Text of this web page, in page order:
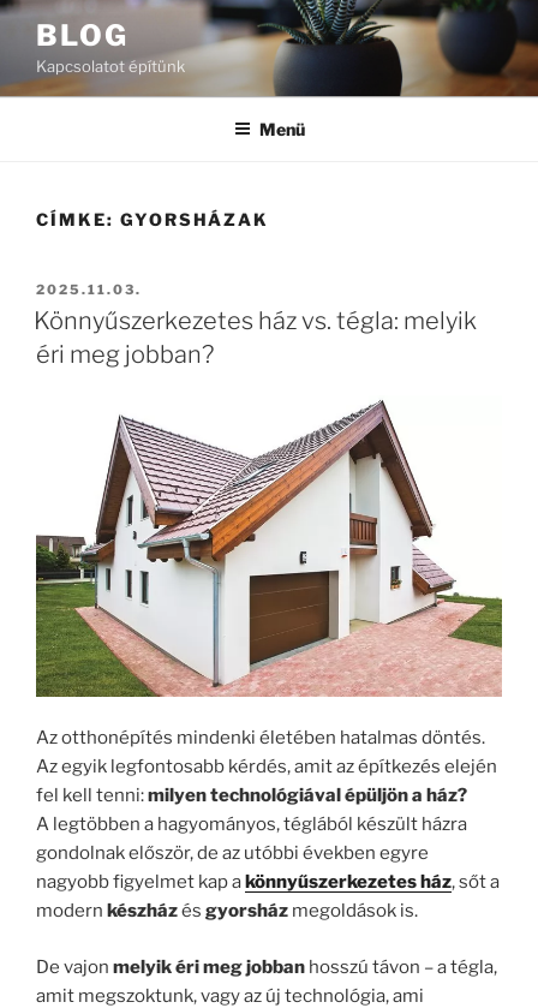
Tartalomhoz
BLOG
Kapcsolatot építünk
Menü
CÍMKE: GYORSHÁZAK
BEKÜLDVE:
2025.11.03.
Könnyűszerkezetes ház vs. tégla: melyik
éri meg jobban?
Az otthonépítés mindenki életében hatalmas döntés.
Az egyik legfontosabb kérdés, amit az építkezés elején
fel kell tenni:milyen technológiával épüljön a ház?
A legtöbben a hagyományos, téglából készült házra
gondolnak először, de az utóbbi években egyre
nagyobb figyelmet kap a könnyűszerkezetes ház, sőt a
modern készházés gyorsház megoldások is.
De vajon melyik éri meg jobban hosszú távon – a tégla,
amit megszoktunk, vagy az új technológia, ami